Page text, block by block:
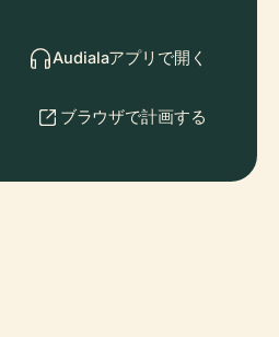
Audialaアプリで開く
ブラウザで計画する